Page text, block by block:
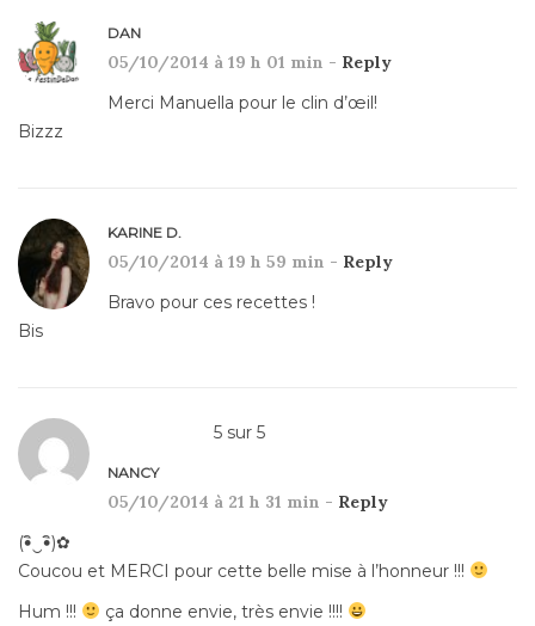
DAN
05/10/2014 à 19 h 01 min - Reply
Merci Manuella pour le clin d’œil!
Bizzz
KARINE D.
05/10/2014 à 19 h 59 min - Reply
Bravo pour ces recettes !
Bis
5 sur 5
NANCY
05/10/2014 à 21 h 31 min - Reply
(•ิ‿•ิ)✿
Coucou et MERCI pour cette belle mise à l’honneur !!!
Hum !!!
ça donne envie, très envie !!!!